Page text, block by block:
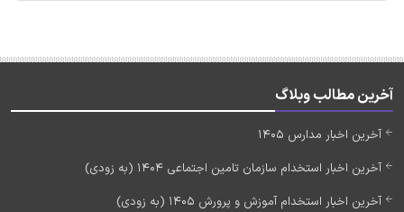
آخرین مطالب وبلاگ
آخرین اخبار مدارس 1405
آخرین اخبار استخدام سازمان تامین اجتماعی 1404 (به زودی)
آخرین اخبار استخدام آموزش و پرورش 1405 (به زودی)